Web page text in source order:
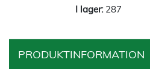
287
PRODUKTINFORMATION